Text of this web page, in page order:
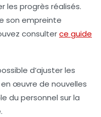
les progrès réalisés.
son empreinte
consulterce guide
d’ajuster les
œuvre de nouvelles
du personnel sur la